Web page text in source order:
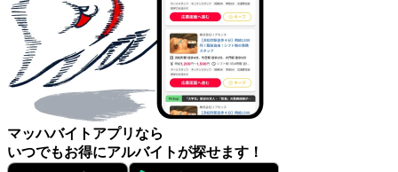
マッハバイトアプリなら
いつでもお得にアルバイトが探せます！